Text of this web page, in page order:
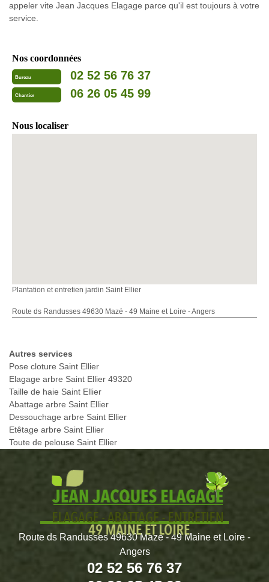
appeler vite Jean Jacques Elagage parce qu'il est toujours à votre
service.
Nos coordonnées
Bureau 02 52 56 76 37
Chantier 06 26 05 45 99
Nous localiser
Plantation et entretien jardin Saint Ellier
Route ds Randusses 49630 Mazé - 49 Maine et Loire - Angers
Autres services
Pose cloture Saint Ellier
Elagage arbre Saint Ellier 49320
Taille de haie Saint Ellier
Abattage arbre Saint Ellier
Dessouchage arbre Saint Ellier
Etêtage arbre Saint Ellier
Toute de pelouse Saint Ellier
Route ds Randusses 49630 Mazé - 49 Maine et Loire -
Angers
02 52 56 76 37